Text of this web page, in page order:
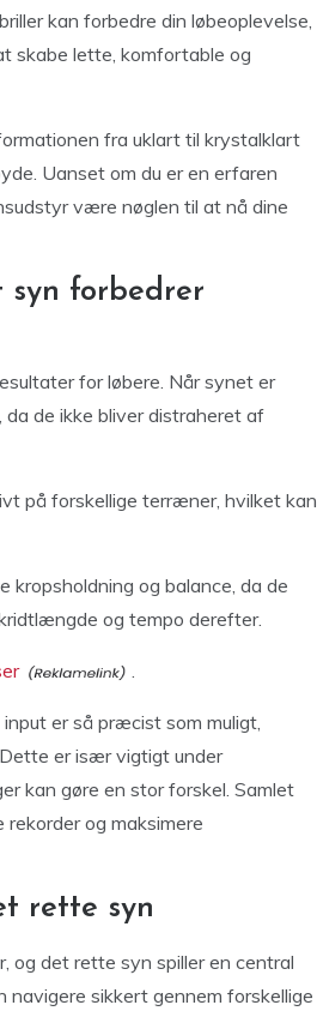
kan forbedre din løbeoplevelse,
skabe lette, komfortable og
fra uklart til krystalklart
Uanset om du er en erfaren
være nøglen til at nå dine
forbedrer
for løbere. Når synet er
de ikke bliver distraheret af
på forskellige terræner, hvilket kan
og balance, da de
og tempo derefter.
.
er så præcist som muligt,
er især vigtigt under
kan gøre en stor forskel. Samlet
og maksimere
rette syn
og det rette syn spiller en central
navigere sikkert gennem forskellige